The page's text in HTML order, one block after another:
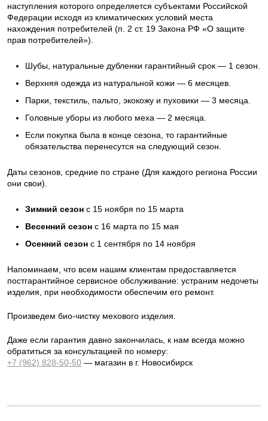
наступления которого определяется субъектами Российской
Федерации исходя из климатических условий места
нахождения потребителей (п. 2 ст. 19 Закона РФ «О защите
прав потребителей»).
Шубы, натуральные дубленки гарантийный срок — 1 сезон.
Верхняя одежда из натуральной кожи — 6 месяцев.
Парки, текстиль, пальто, экокожу и пуховики — 3 месяца.
Головные уборы из любого меха — 2 месяца.
Если покупка была в конце сезона, то гарантийные
обязательства перенесутся на следующий сезон.
Даты сезонов, средние по стране (Для каждого региона России
они свои).
Зимний сезон с 15 ноября по 15 марта
Весенний сезон с 16 марта по 15 мая
Осенний сезон с 1 сентября по 14 ноября
Напоминаем, что всем нашим клиентам предоставляется
постгарантийное сервисное обслуживание: устраним недочеты
изделия, при необходимости обеспечим его ремонт.
Произведем био-чистку мехового изделия.
Даже если гарантия давно закончилась, к нам всегда можно
обратиться за консультацией по номеру:
+7 (962) 828-50-50 — магазин в г. Новосибирск